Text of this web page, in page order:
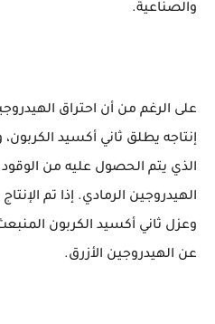
والصناعية.
على الرغم من أن احتراق
إنتاجه يطلق ثاني أكسيد
الذي يتم الحصول عليه من
الهيدروجين الرمادي. إذا تم
وعزل ثاني أكسيد الكربون
عن الهيدروجين الأزرق.